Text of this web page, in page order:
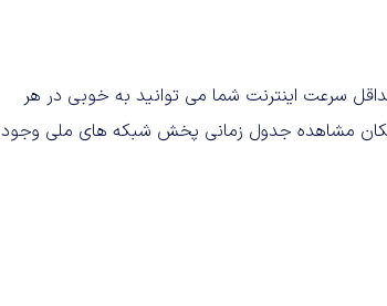
سرعت اینترنت شما می توانید به خوبی در هر
مشاهده جدول زمانی پخش شبکه های ملی وجود